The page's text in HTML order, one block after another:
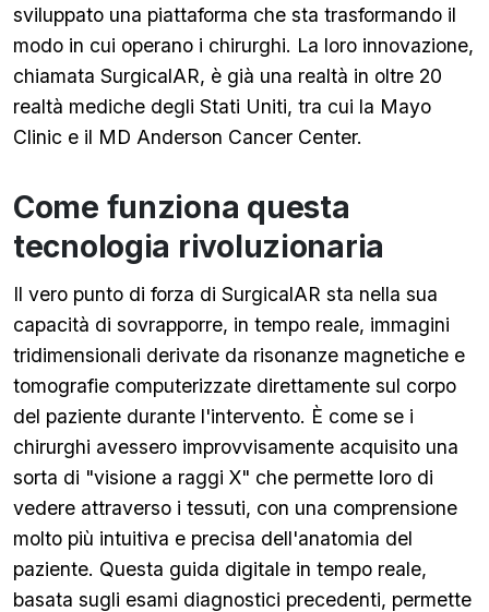
sviluppato una piattaforma che sta trasformando il
modo in cui operano i chirurghi. La loro innovazione,
chiamata SurgicalAR, è già una realtà in oltre 20
realtà mediche degli Stati Uniti, tra cui la Mayo
Clinic e il MD Anderson Cancer Center.
Come funziona questa
tecnologia rivoluzionaria
Il vero punto di forza di SurgicalAR sta nella sua
capacità di sovrapporre, in tempo reale, immagini
tridimensionali derivate da risonanze magnetiche e
tomografie computerizzate direttamente sul corpo
del paziente durante l'intervento. È come se i
chirurghi avessero improvvisamente acquisito una
sorta di "visione a raggi X" che permette loro di
vedere attraverso i tessuti, con una comprensione
molto più intuitiva e precisa dell'anatomia del
paziente. Questa guida digitale in tempo reale,
basata sugli esami diagnostici precedenti, permette